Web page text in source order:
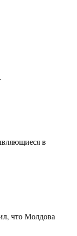
в
что Молдова